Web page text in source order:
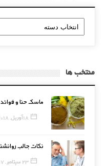
دسته
بندی
منتخب ها
ماسک حنا و
18 آوریل, 2018
نکات جالب
23 سپتامبر, 2017